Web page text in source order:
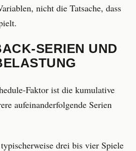
nicht die Tatsache, dass
SERIEN UND
Faktor ist die kumulative
aufeinanderfolgende Serien
drei bis vier Spiele